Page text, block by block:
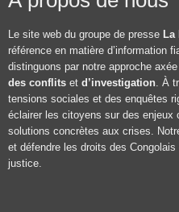
Le site web du groupe de presse La
référence en matière d’information
distinguons par notre approche
des conflits et d’investigation. À
tensions sociales et des enquêtes
éclairer les citoyens sur des enjeux
solutions concrètes aux crises.
et défendre les droits des
justice.